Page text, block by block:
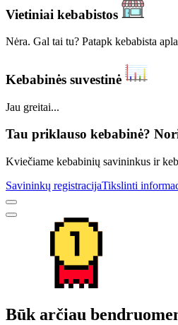
Vietiniai kebabistos
Nėra. Gal tai tu? Patapk kebabista
Kebabinės suvestinė
Jau greitai...
Tau priklauso kebabinė?
Kviečiame kebabinių savininkus ir
Savininkų registracijaTikslinti
Būk arčiau